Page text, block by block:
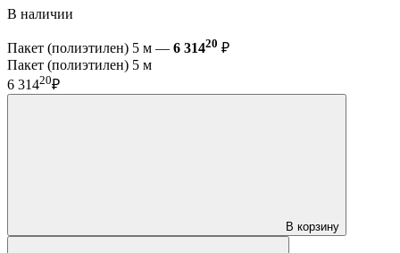
В наличии
Пакет (полиэтилен) 5 м — 6 31420 ₽
Пакет (полиэтилен) 5 м
6 31420₽
В корзину